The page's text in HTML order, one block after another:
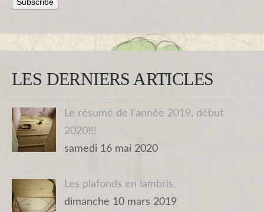
LES DERNIERS ARTICLES
Le résumé de l’année 2019, début
2020!!!
samedi 16 mai 2020
Les plafonds en lambris.
dimanche 10 mars 2019